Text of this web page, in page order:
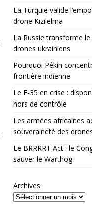
La Turquie valide
drone Kızılelma
La Russie transforme
drones ukrainiens
Pourquoi Pékin
frontière indienne
Le F-35 en crise :
hors de contrôle
Les armées africaines
souveraineté des
Le BRRRRT Act : le
sauver le Warthog
Archives